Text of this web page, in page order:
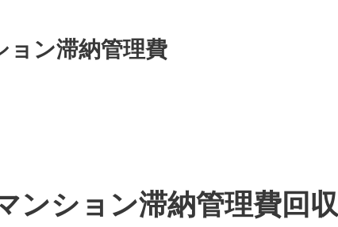
ョン滞納管理費
ンション滞納管理費回収